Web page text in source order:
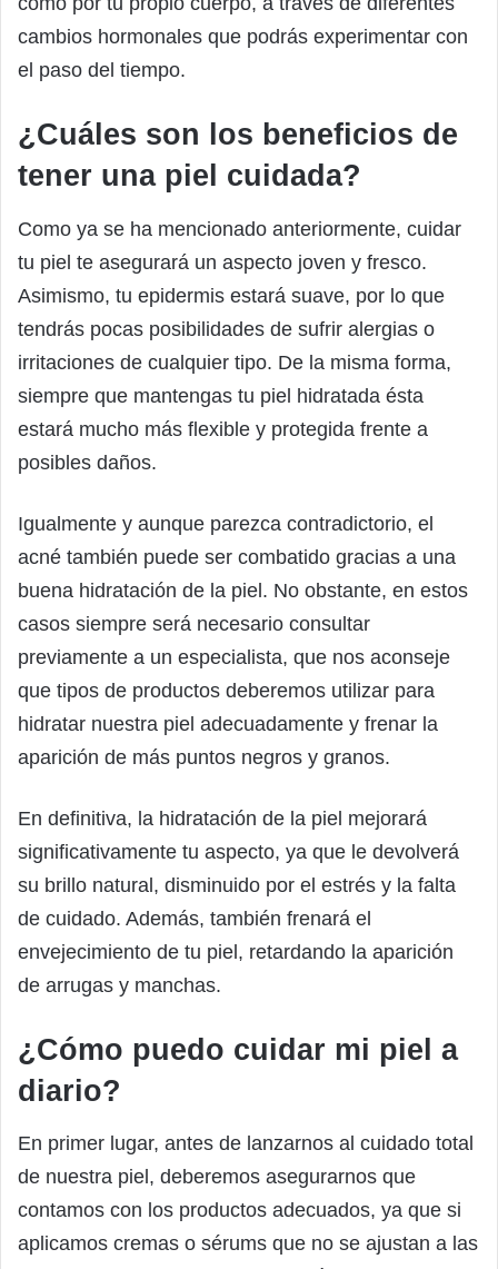
cambios hormonales que podrás experimentar con
el paso del tiempo.
¿Cuáles son los beneficios de
tener una piel cuidada?
Como ya se ha mencionado anteriormente, cuidar
tu piel te asegurará un aspecto joven y fresco.
Asimismo, tu epidermis estará suave, por lo que
tendrás pocas posibilidades de sufrir alergias o
irritaciones de cualquier tipo. De la misma forma,
siempre que mantengas tu piel hidratada ésta
estará mucho más flexible y protegida frente a
posibles daños.
Igualmente y aunque parezca contradictorio, el
acné también puede ser combatido gracias a una
buena hidratación de la piel. No obstante, en estos
casos siempre será necesario consultar
previamente a un especialista, que nos aconseje
que tipos de productos deberemos utilizar para
hidratar nuestra piel adecuadamente y frenar la
aparición de más puntos negros y granos.
En definitiva, la hidratación de la piel mejorará
significativamente tu aspecto, ya que le devolverá
su brillo natural, disminuido por el estrés y la falta
de cuidado. Además, también frenará el
envejecimiento de tu piel, retardando la aparición
de arrugas y manchas.
¿Cómo puedo cuidar mi piel a
diario?
En primer lugar, antes de lanzarnos al cuidado total
de nuestra piel, deberemos asegurarnos que
contamos con los productos adecuados, ya que si
aplicamos cremas o sérums que no se ajustan a las